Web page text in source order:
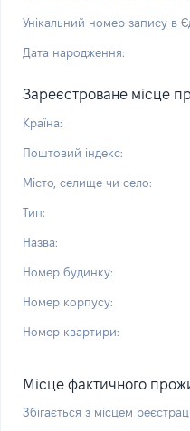
Унікальний номер запису в
Дата народження:
Зареєстроване місце
Країна:
Поштовий індекс:
Місто, селище чи село:
Тип:
Назва:
Номер будинку:
Номер корпусу:
Номер квартири:
Місце фактичного
Збігається з місцем